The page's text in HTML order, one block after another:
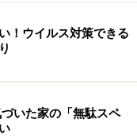
中国の民間伝承が
全部を置いて結界
と言う外敵から守
えです。しかし、
！ウイルス対策できる
いた家の「無駄スペ